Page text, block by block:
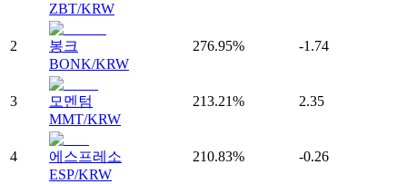
ZBT/KRW
2
봉크
BONK/KRW
276.95% -1.74
3
모멘텀
MMT/KRW
213.21% 2.35
4
에스프레소
ESP/KRW
210.83% -0.26